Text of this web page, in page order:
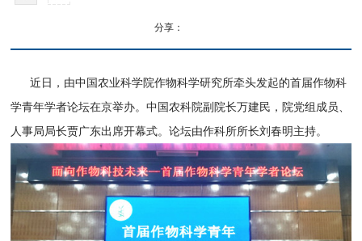
分享：
近日，由中国农业科学院作物科学研究所牵头发起的首届作物科
学青年学者论坛在京举办。中国农科院副院长万建民，院党组成员、
人事局局长贾广东出席开幕式。论坛由作科所所长刘春明主持。